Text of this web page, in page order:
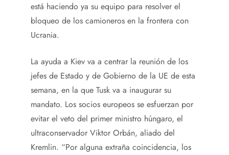
está haciendo ya su equipo para resolver el
bloqueo de los camioneros en la frontera con
Ucrania.
La ayuda a Kiev va a centrar la reunión de los
jefes de Estado y de Gobierno de la UE de esta
semana, en la que Tusk va a inaugurar su
mandato. Los socios europeos se esfuerzan por
evitar el veto del primer ministro húngaro, el
ultraconservador Viktor Orbán, aliado del
Kremlin. “Por alguna extraña coincidencia, los